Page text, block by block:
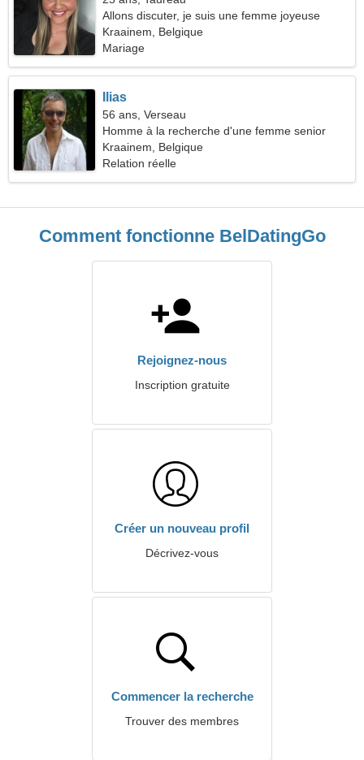
Allons discuter, je suis une femme joyeuse
Kraainem, Belgique
Mariage
Ilias
56 ans, Verseau
Homme à la recherche d'une femme senior
Kraainem, Belgique
Relation réelle
Comment fonctionne BelDatingGo
Rejoignez-nous
Inscription gratuite
Créer un nouveau profil
Décrivez-vous
Commencer la recherche
Trouver des membres